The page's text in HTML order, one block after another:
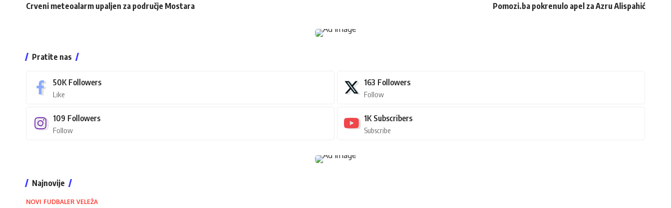
Crveni meteoalarm upaljen za područje Mostara Pomozi.ba pokrenulo apel za Azru Alispahić
Pratite nas
50K Followers
Like
163 Followers
Follow
109 Followers
Follow
1K Subscribers
Subscribe
Najnovije
NOVI FUDBALER VELEŽA